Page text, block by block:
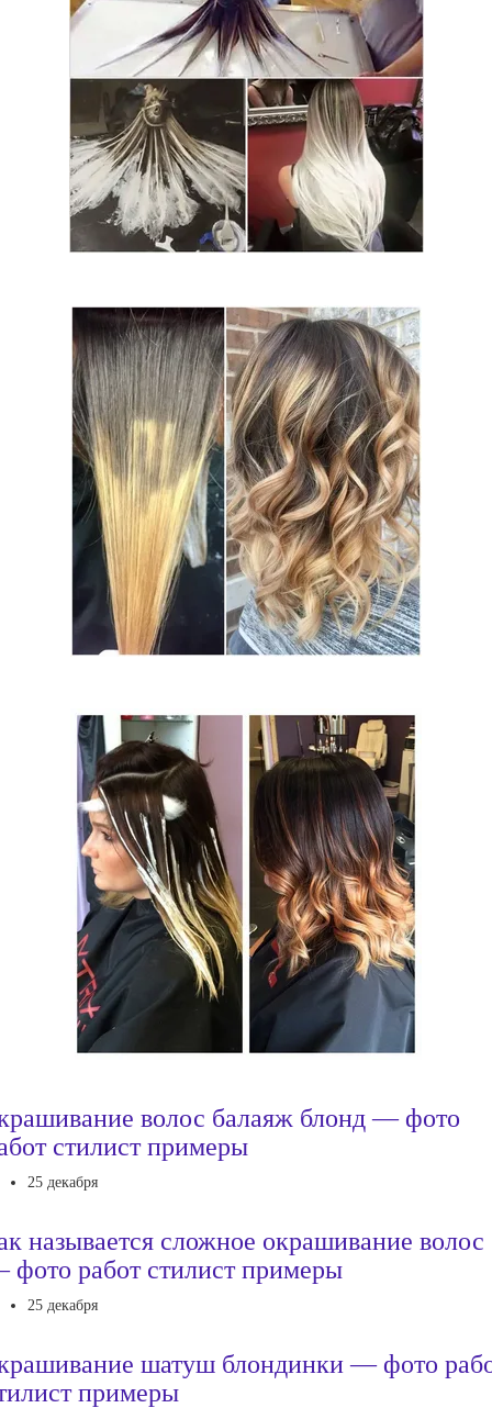
волос балаяж блонд — фото
стилист примеры
25 декабря
называется сложное окрашивание волос
работ стилист примеры
25 декабря
шатуш блондинки — фото
примеры